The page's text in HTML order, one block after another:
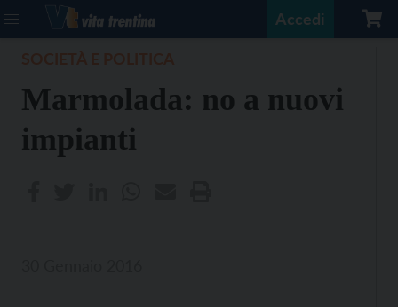
Accedi
Marmolada: no a nuovi
impianti